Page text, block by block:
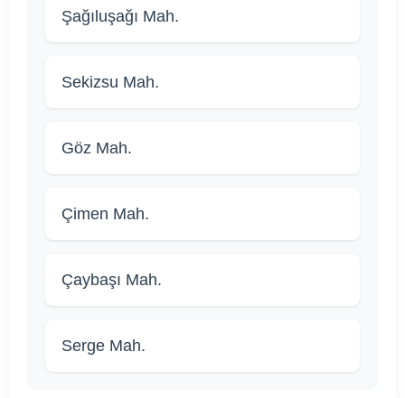
Şağıluşağı Mah.
Sekizsu Mah.
Göz Mah.
Çimen Mah.
Çaybaşı Mah.
Serge Mah.